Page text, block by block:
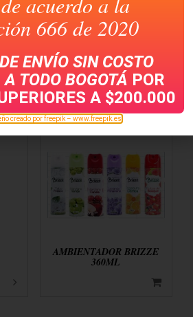
CEPILLO PARA PISO DE
10″
AMBIENTADOR BRIZZE
360ML
666 de 2020
ENVÍO SIN COSTO
TODO BOGOTÁ POR
A $200.000
creado por freepik – www.freepik.es